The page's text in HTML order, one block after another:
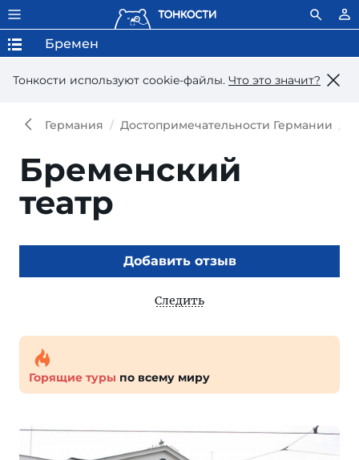
Тонкости используют сookie-файлы. Что это значит?
Бремен
Германия Достопримечательности Германии
Бременский
театр
Добавить отзыв
Следить
Горящие туры по всему миру